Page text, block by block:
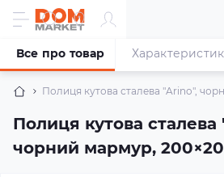
Полиця кутова сталева "Arino",
Полиця кутова сталева
чорний мармур,
Все про товар